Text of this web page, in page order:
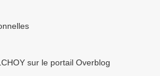
sur le portail Overblog